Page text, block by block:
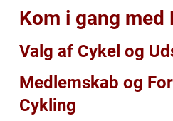
Kom i gang med
Valg af Cykel og
Medlemskab og
Cykling